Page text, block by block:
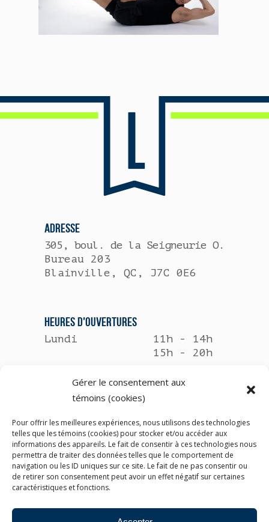
Gérer le consentement aux
témoins (cookies)
Pour offrir les meilleures expériences, nous utilisons des technologies
telles que les témoins (cookies) pour stocker et/ou accéder aux
informations des appareils. Le fait de consentir à ces technologies nous
permettra de traiter des données telles que le comportement de
navigation ou les ID uniques sur ce site. Le fait de ne pas consentir ou
de retirer son consentement peut avoir un effet négatif sur certaines
caractéristiques et fonctions.
ADRESSE
305, boul. de la Seigneurie O.
Bureau 203
Blainville, QC, J7C 0E6
HEURES D’OUVERTURES
Lundi
11h - 14h
15h - 20h
Mardi
8h30 - 12h
13h - 17h30
Mercredi Fermé
Jeudi
11h - 14h
15h - 20h
Vendredi